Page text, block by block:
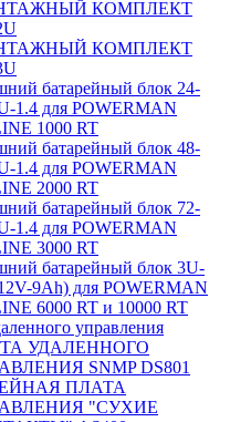
КОМПЛЕКТ
КОМПЛЕКТ
батарейный блок 24-
1.4 для POWERMAN
1000 RT
батарейный блок 48-
1.4 для POWERMAN
2000 RT
батарейный блок 72-
1.4 для POWERMAN
3000 RT
батарейный блок 3U-
9Ah) для POWERMAN
6000 RT и 10000 RT
управления
УДАЛЕННОГО
SNMP DS801
ПЛАТА
"СУХИЕ